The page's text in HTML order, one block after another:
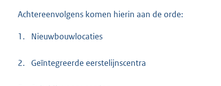
Achtereenvolgens komen hierin aan de orde:
1. Nieuwbouwlocaties
2. Geïntegreerde eerstelijnscentra